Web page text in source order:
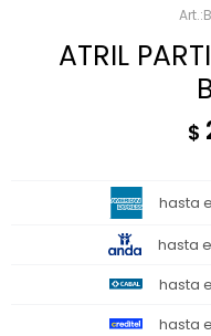
ATRIL
$
hasta
hasta
hasta
hasta